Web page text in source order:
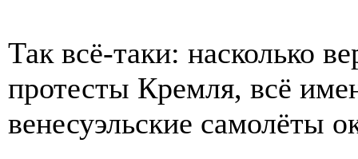
Так всё-таки: насколько
протесты Кремля, всё
венесуэльские самолёты